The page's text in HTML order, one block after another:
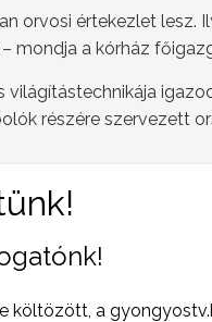
orvosi értekezlet lesz.
mondja a kórház
részére szervezett
külső
költözött, a